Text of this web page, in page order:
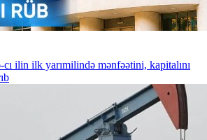
ilin ilk yarımilində mənfəətini, kapitalını